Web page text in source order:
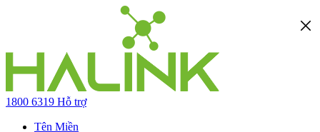
1800 6319 Hỗ trợ
Tên Miền